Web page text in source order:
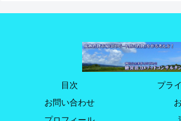
目次
プラ
お問い合わせ